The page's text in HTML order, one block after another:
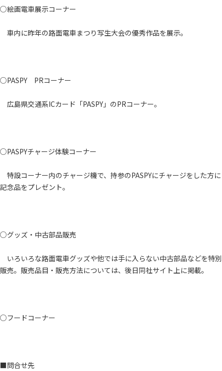
○絵画電車展示コーナー
車内に昨年の路面電車まつり写生大会の優秀作品を展示。
○PASPY PRコーナー
広島県交通系ICカード「PASPY」のPRコーナー。
○PASPYチャージ体験コーナー
特設コーナー内のチャージ機で、持参のPASPYにチャージをした方に
記念品をプレゼント。
○グッズ・中古部品販売
いろいろな路面電車グッズや他では手に入らない中古部品などを特別
販売。販売品目・販売方法については、後日同社サイト上に掲載。
○フードコーナー
■問合せ先